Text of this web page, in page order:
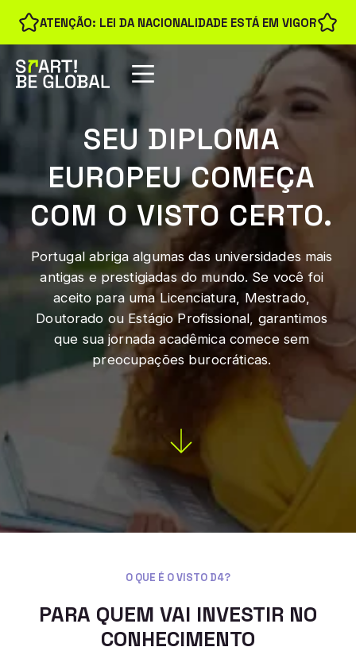
ATENÇÃO: LEI DA NACIONALIDADE ESTÁ EM VIGOR
SEU DIPLOMA
EUROPEU COMEÇA
COM O VISTO CERTO.
Portugal abriga algumas das universidades mais
antigas e prestigiadas do mundo. Se você foi
aceito para uma Licenciatura, Mestrado,
Doutorado ou Estágio Profissional, garantimos
que sua jornada acadêmica comece sem
preocupações burocráticas.
O QUE É O VISTO D4?
PARA QUEM VAI INVESTIR NO
CONHECIMENTO